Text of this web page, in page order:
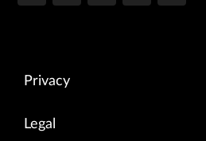
Privacy
Legal